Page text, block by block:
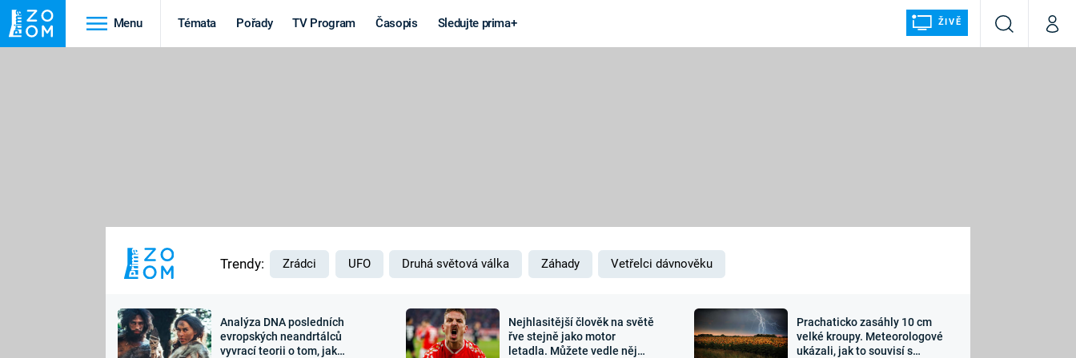
Menu Témata Pořady TV Program Časopis Sledujte prima+ ŽIVĚ
VyhledáváníMůj
MARS
Výročí
Záhady a
Zajímavosti Sledujte nás
Trendy: Zrádci UFO Druhá světová válka Záhady Vetřelci dávnověku
Analýza DNA posledních
evropských neandrtálců
vyvrací teorii o tom, jak
Nejhlasitější člověk na světě
řve stejně jako motor
letadla. Můžete vedle něj
Prachaticko zasáhly 10 cm
velké kroupy. Meteorologové
ukázali, jak to souvisí s